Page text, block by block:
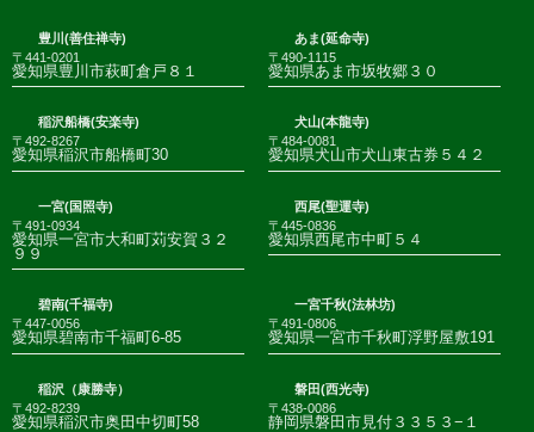
豊川(善住禅寺)
〒441-0201
愛知県豊川市萩町倉戸８１
あま(延命寺)
〒490-1115
愛知県あま市坂牧郷３０
稲沢船橋(安楽寺)
〒492-8267
愛知県稲沢市船橋町30
犬山(本龍寺)
〒484-0081
愛知県犬山市犬山東古券５４２
一宮(国照寺)
〒491-0934
愛知県一宮市大和町苅安賀３２
９９
西尾(聖運寺)
〒445-0836
愛知県西尾市中町５４
碧南(千福寺)
〒447-0056
愛知県碧南市千福町6-85
一宮千秋(法林坊)
〒491-0806
愛知県一宮市千秋町浮野屋敷191
稲沢（康勝寺）
〒492-8239
愛知県稲沢市奥田中切町58
磐田(西光寺)
〒438-0086
静岡県磐田市見付３３５３−１